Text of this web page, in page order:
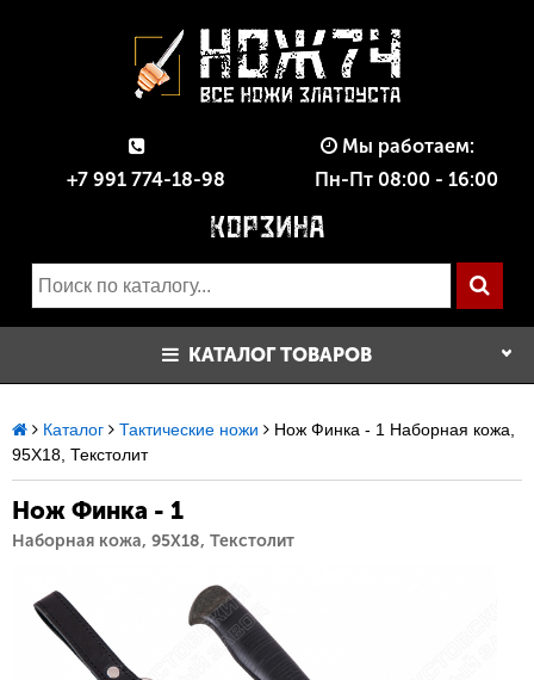
+7 991 774-18-98
Мы работаем:
Пн-Пт 08:00 - 16:00
КАТАЛОГ ТОВАРОВ
Каталог Тактические ножи
Нож Финка - 1 Наборная кожа,
95Х18, Текстолит
Нож Финка - 1
Наборная кожа, 95Х18, Текстолит